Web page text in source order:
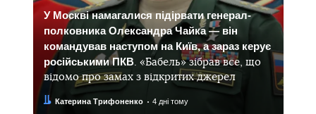
У Москві намагалися підірвати генерал-
полковника Олександра Чайка — він
командував наступом на Київ, а зараз керує
російськими ПКВ. «Бабель» зібрав все, що
відомо про замах з відкритих джерел
Автор:
Катерина Трифоненко
Дата: 4 дні тому